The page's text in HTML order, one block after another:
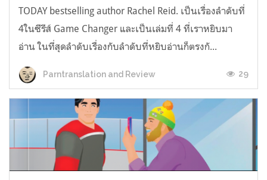
TODAY bestselling author Rachel Reid. เป็นเรื่องลำดับที่
4ในซีรีส์ Game Changer และเป็นเล่มที่ 4 ที่เราหยิบมา
อ่าน ในที่สุดลำดับเรื่องกับลำดับที่หยิบอ่านก็ตรงกั...
Parntranslation and Review 29